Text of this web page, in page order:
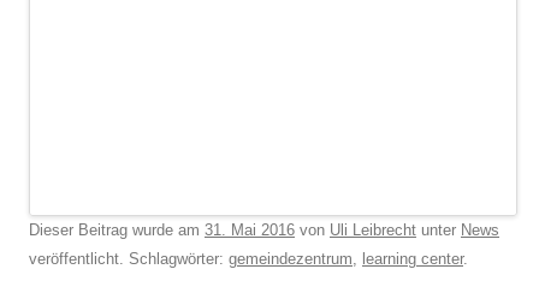
Dieser Beitrag wurde am 31. Mai 2016 von Uli Leibrecht unter News
veröffentlicht. Schlagwörter: gemeindezentrum, learning center.